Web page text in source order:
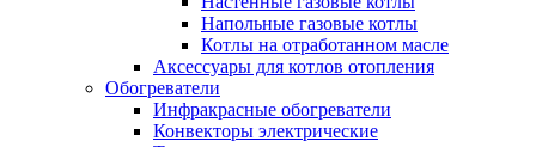
Напольные газовые котлы
Котлы на отработанном масле
Аксессуары для котлов отопления
Обогреватели
Инфракрасные обогреватели
Конвекторы электрические